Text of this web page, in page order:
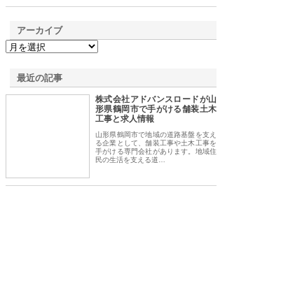
アーカイブ
最近の記事
株式会社アドバンスロードが山
形県鶴岡市で手がける舗装土木
工事と求人情報
山形県鶴岡市で地域の道路基盤を支え
る企業として、舗装工事や土木工事を
手がける専門会社があります。地域住
民の生活を支える道…